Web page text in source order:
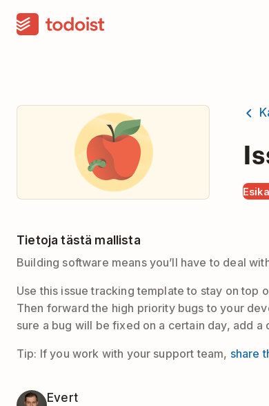
Tietoja tästä mallista
Building software means you’ll have to deal
Use this issue tracking template to stay on top
Then forward the high priority bugs to your
sure a bug will be fixed on a certain day, add a
Tip: If you work with your support team, share
Evert